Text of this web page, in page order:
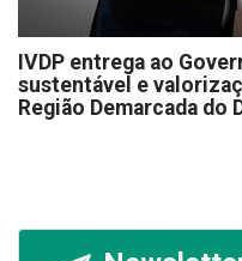
IVDP entrega ao
sustentável e
Região Demarcada do